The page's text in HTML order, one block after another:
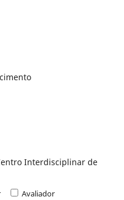
Interdisciplinar de
Avaliador